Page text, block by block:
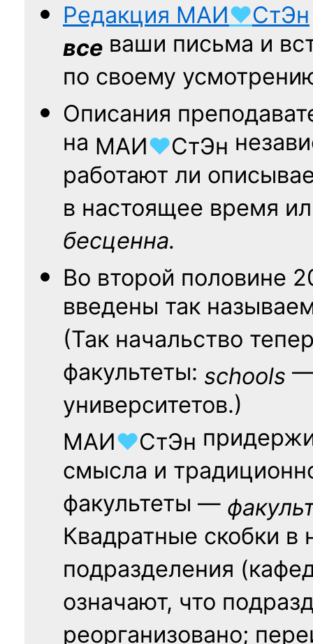
Редакция МАИ♥СтЭн
все ваши письма и
по своему
Описания
на МАИ♥СтЭн
работают ли
в настоящее время
бесценна.
Во второй половине
введены так
(Так начальство
факультеты: schools —
университетов.)
МАИ♥СтЭн
смысла и
факультеты —
Квадратные скобки в
подразделения
означают, что
реорганизовано;